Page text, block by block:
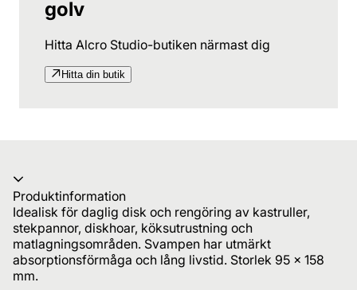
golv
Hitta Alcro Studio-butiken närmast dig
Hitta din butik
Produktinformation
Idealisk för daglig disk och rengöring av kastruller,
stekpannor, diskhoar, köksutrustning och
matlagningsområden. Svampen har utmärkt
absorptionsförmåga och lång livstid. Storlek 95 x 158
mm.